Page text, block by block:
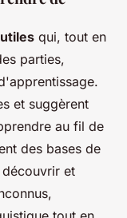
qui, tout en
parties,
et suggèrent
au fil de
des bases de
et